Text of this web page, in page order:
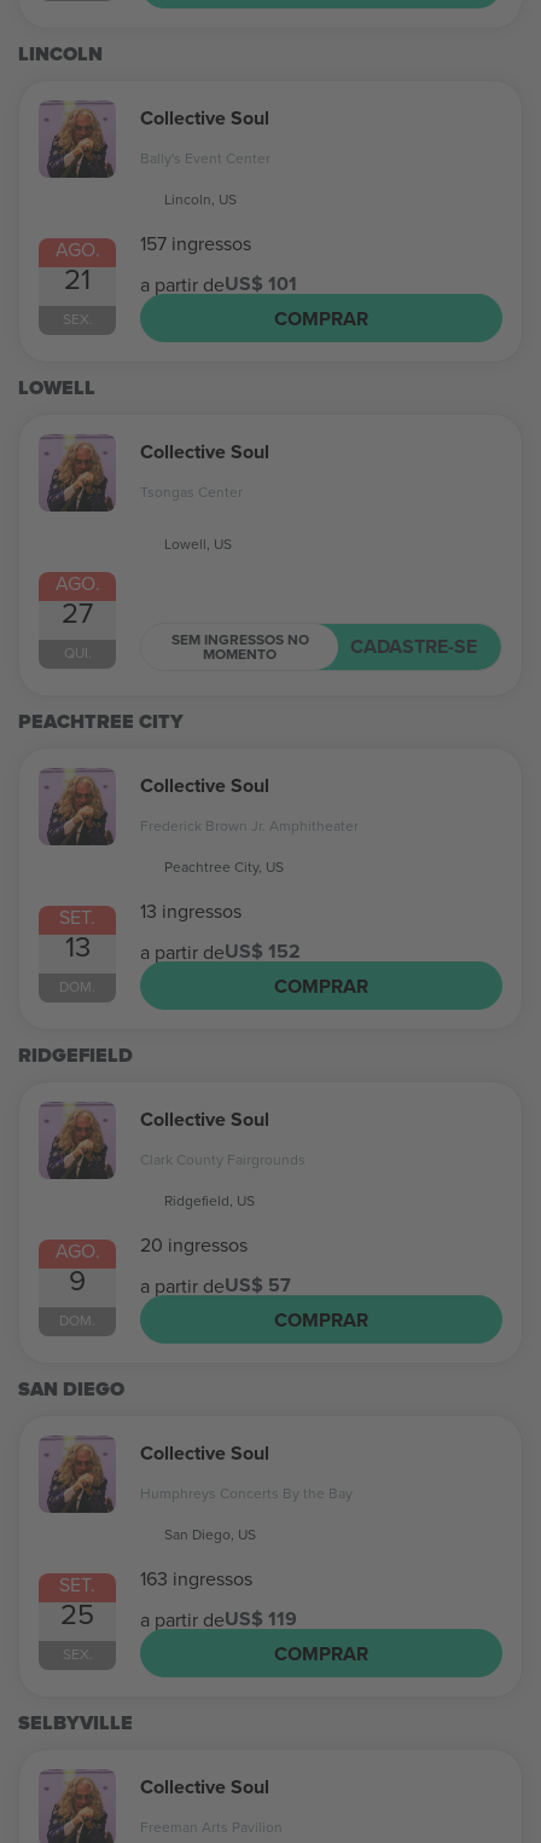
LINCOLN
AGO.
21
SEX.
Collective Soul
Bally's Event Center
Lincoln, US
157 ingressos
a partir deUS$ 101
COMPRAR
LOWELL
AGO.
27
QUI.
Collective Soul
Tsongas Center
Lowell, US
SEM INGRESSOS NO
MOMENTO CADASTRE-SE
PEACHTREE CITY
SET.
13
DOM.
Collective Soul
Frederick Brown Jr. Amphitheater
Peachtree City, US
13 ingressos
a partir deUS$ 152
COMPRAR
RIDGEFIELD
AGO.
9
DOM.
Collective Soul
Clark County Fairgrounds
Ridgefield, US
20 ingressos
a partir deUS$ 57
COMPRAR
SAN DIEGO
SET.
25
SEX.
Collective Soul
Humphreys Concerts By the Bay
San Diego, US
163 ingressos
a partir deUS$ 119
COMPRAR
SELBYVILLE
Collective Soul
Freeman Arts Pavilion